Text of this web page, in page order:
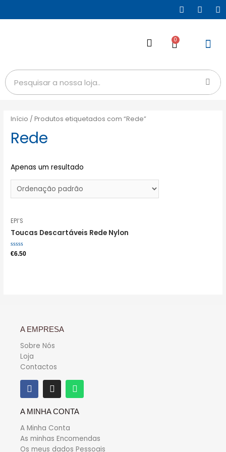
0
Início / Produtos etiquetados com “Rede”
Rede
Apenas um resultado
EPI’S
Toucas Descartáveis Rede Nylon
Avaliação
€6.50
A EMPRESA
Sobre Nós
Loja
Contactos
A MINHA CONTA
A Minha Conta
As minhas Encomendas
Os meus dados Pessoais